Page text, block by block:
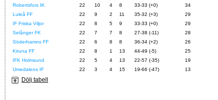
Robertsfors IK
22 10 4 8 33-33 (+0)
34
Luleå FF
22 9 2 11 35-32 (+3)
29
IF Friska Viljor
22 8 5 9 33-33 (+0)
29
Selånger FK
22 7 7 8 27-38 (-11)
28
Söderhamns FF
22 6 8 8 36-34 (+2)
26
Kiruna FF
22 8 1 13 44-49 (-5)
25
IFK Holmsund
22 5 4 13 22-57 (-35)
19
Umedalens IF
22 3 4 15 19-66 (-47) 13
Dölj tabell